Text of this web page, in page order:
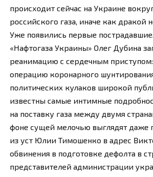
происходит сейчас на Украине
российского газа, иначе как дракой
Уже появились первые
«Нафтогаза Украины» Олег Дубина
реанимацию с сердечным
операцию коронарного
политических кулаков широкой
известны самые интимные
на поставку газа между двумя
фоне сущей мелочью выглядят даже
из уст Юлии Тимошенко в адрес
обвинения в подготовке дефолта в
представителей администрации